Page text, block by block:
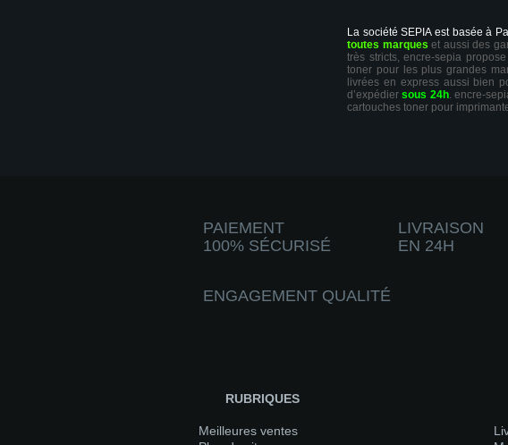
La société SEPIA est basée à
toutes marques et aussi des
très stricts, encre-sepia
toner pour les plus grandes
livrées en express aussi bien
d’expédiersous 24h. encre-
cartouches toner pour
PAIEMENT
100% SÉCURISÉ
LIVRAISON
EN 24H
ENGAGEMENT QUALITÉ
RUBRIQUES
Meilleures ventes